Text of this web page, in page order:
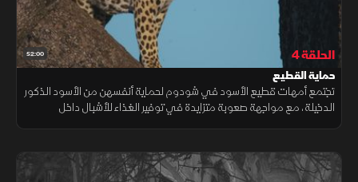
52:00 الحلقة 4
حماية القطيع
تجتمع أمهات قطيع الأسود في شودوم لحماية أنفسهن من الأسود الذكور
الدخيلة، مع مواجهة صعوبة متزايدة في توفير الغذاء للأشبال داخل